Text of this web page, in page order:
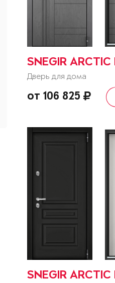
SNEGIR ARCTIC
Дверь для дома
от 106 825
SNEGIR ARCTIC